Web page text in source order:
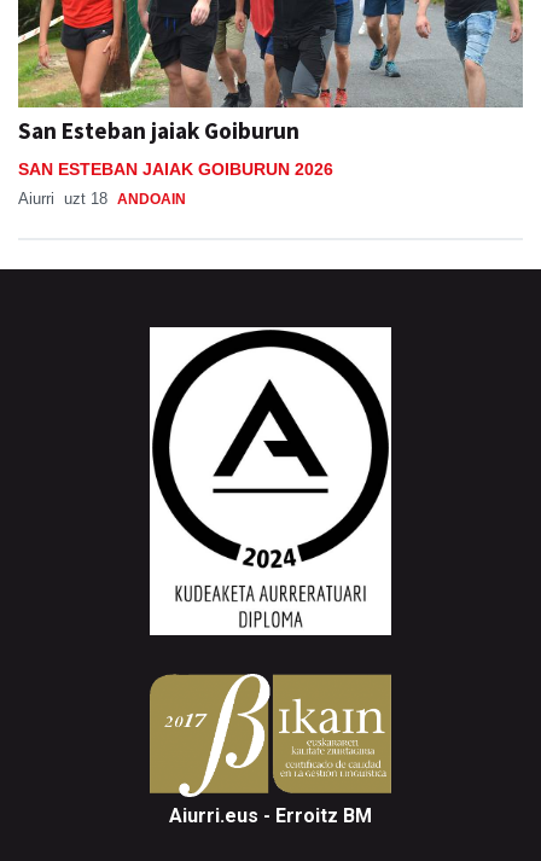
San Esteban jaiak Goiburun
SAN ESTEBAN JAIAK GOIBURUN 2026
Aiurri uzt 18 ANDOAIN
Aiurri.eus - Erroitz BM